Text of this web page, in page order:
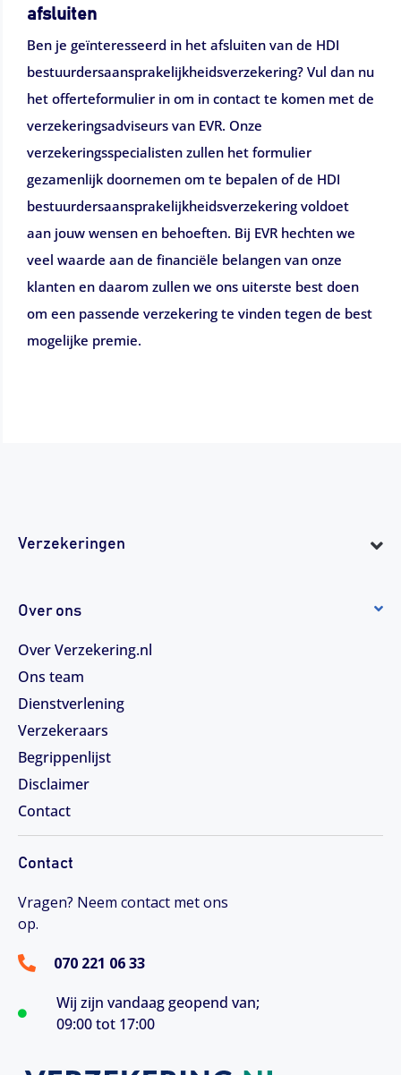
afsluiten
Ben je geïnteresseerd in het afsluiten van de HDI
bestuurdersaansprakelijkheidsverzekering? Vul dan nu
het offerteformulier in om in contact te komen met de
verzekeringsadviseurs van EVR. Onze
verzekeringsspecialisten zullen het formulier
gezamenlijk doornemen om te bepalen of de HDI
bestuurdersaansprakelijkheidsverzekering voldoet
aan jouw wensen en behoeften. Bij EVR hechten we
veel waarde aan de financiële belangen van onze
klanten en daarom zullen we ons uiterste best doen
om een passende verzekering te vinden tegen de best
mogelijke premie.
Verzekeringen
Over ons
Over Verzekering.nl
Ons team
Dienstverlening
Verzekeraars
Begrippenlijst
Disclaimer
Contact
Contact
Vragen? Neem contact met ons
op.
070 221 06 33
Wij zijn vandaag geopend van;
09:00 tot 17:00